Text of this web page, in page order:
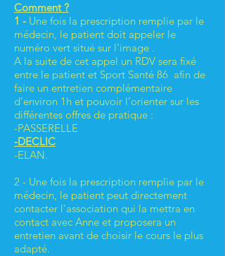
Comment ?
1 - Une fois la prescription remplie par le
médecin, le patient doit appeler le
numéro vert situé sur l’image .
A la suite de cet appel un RDV sera fixé
entre le patient et Sport Santé 86 afin de
faire un entretien complémentaire
d’environ 1h et pouvoir l’orienter sur les
différentes offres de pratique :
-PASSERELLE
-DECLIC
-ELAN.
2 - Une fois la prescription remplie par le
médecin, le patient peut directement
contacter l'association qui la mettra en
contact avec Anne et proposera un
entretien avant de choisir le cours le plus
adapté.